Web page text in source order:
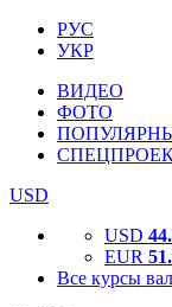
РУС
УКР
ВИДЕО
ФОТО
USD
USD
EUR
Все курсы